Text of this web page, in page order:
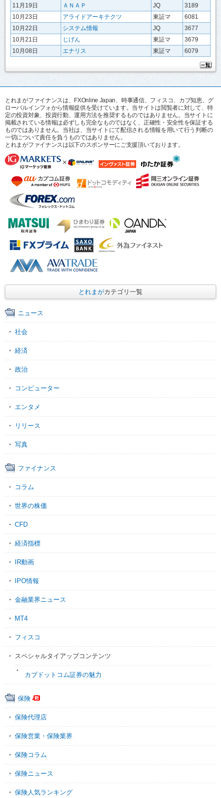
11月19日 ＡＮＡＰ JQ
3189
10月23日
アライドアーキテクツ 東証マ
6081
10月22日
システム情報 JQ
3677
10月21日
じげん 東証マ
3679
10月08日
エナリス 東証マ 6079
とれまがファイナンスは、FXOnline Japan、時事通信、フィスコ、カブ知恵、グ
ローバルインフォから情報提供を受けています。当サイトは閲覧者に対して、特
定の投資対象、投資行動、運用方法を推奨するものではありません。当サイトに
掲載されている情報は必ずしも完全なものではなく、正確性・安全性を保証する
ものではありません。当社は、当サイトにて配信される情報を用いて行う判断の
一切について責任を負うものではありません。
とれまがファイナンスは以下のスポンサーにご支援頂いております。
とれまがカテゴリ一覧
ニュース
社会
経済
政治
コンピューター
エンタメ
リリース
写真
ファイナンス
コラム
世界の株価
CFD
経済指標
IR動画
IPO情報
金融業界ニュース
MT4
フィスコ
スペシャルタイアップコンテンツ
カブドットコム証券の魅力
保険
保険代理店
保険営業・保険業界
保険コラム
保険ニュース
保険人気ランキング